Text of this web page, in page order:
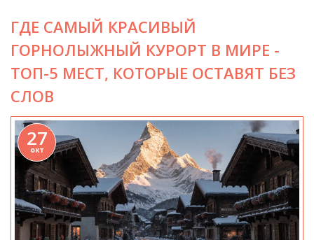
ГДЕ САМЫЙ КРАСИВЫЙ
ГОРНОЛЫЖНЫЙ КУРОРТ В МИРЕ -
ТОП-5 МЕСТ, КОТОРЫЕ ОСТАВЯТ БЕЗ
СЛОВ
27
окт